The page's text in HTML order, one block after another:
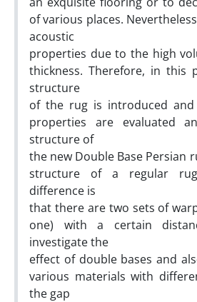
of various places.
acoustic
properties due to the high
thickness. Therefore, in this
structure
of the rug is introduced
properties are evaluated
structure of
the new Double Base Persian
structure of a regular
difference is
that there are two sets of
one) with a certain
investigate the
effect of double bases and
various materials with
the gap